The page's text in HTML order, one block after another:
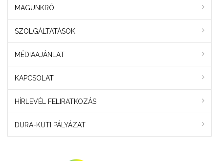
MAGUNKRÓL
SZOLGÁLTATÁSOK
MÉDIAAJÁNLAT
KAPCSOLAT
HÍRLEVÉL FELIRATKOZÁS
DURA-KUTI PÁLYÁZAT